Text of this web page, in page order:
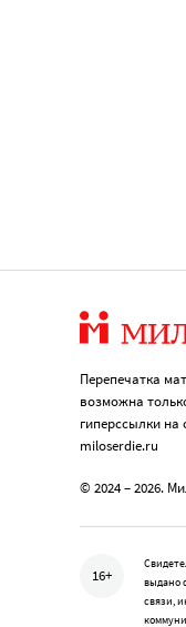
Перепечатка
возможна
гиперссылки на
miloserdie.ru
© 2024 – 2026.
16+
выдано
связи,